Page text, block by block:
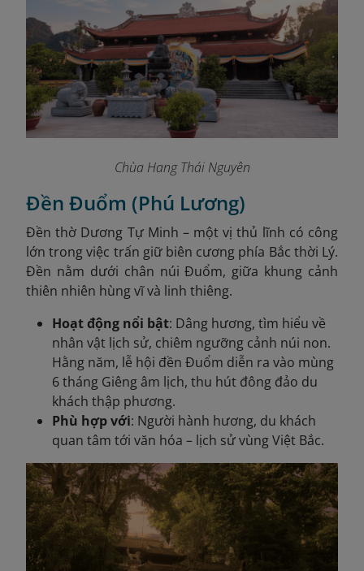
Chùa Hang Thái Nguyên
Đền Đuổm (Phú Lương)
Đền thờ Dương Tự Minh – một vị thủ lĩnh có công
lớn trong việc trấn giữ biên cương phía Bắc thời Lý.
Đền nằm dưới chân núi Đuổm, giữa khung cảnh
thiên nhiên hùng vĩ và linh thiêng.
Hoạt động nổi bật: Dâng hương, tìm hiểu về
nhân vật lịch sử, chiêm ngưỡng cảnh núi non.
Hằng năm, lễ hội đền Đuổm diễn ra vào mùng
6 tháng Giêng âm lịch, thu hút đông đảo du
khách thập phương.
Phù hợp với: Người hành hương, du khách
quan tâm tới văn hóa – lịch sử vùng Việt Bắc.